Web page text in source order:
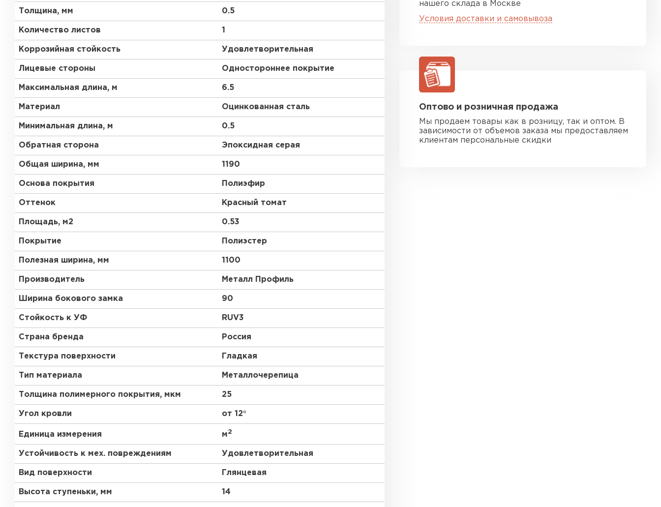
Толщина, мм 0.5
Количество листов 1
Коррозийная стойкость Удовлетворительная
Лицевые стороны Одностороннее покрытие
Максимальная длина, м 6.5
Материал Оцинкованная сталь
Минимальная длина, м 0.5
Обратная сторона Эпоксидная серая
Общая ширина, мм 1190
Основа покрытия Полиэфир
Оттенок Красный томат
Площадь, м2 0.53
Покрытие Полиэстер
Полезная ширина, мм 1100
Производитель Металл Профиль
Ширина бокового замка 90
Стойкость к УФ RUV3
Страна бренда Россия
Текстура поверхности Гладкая
Тип материала Металлочерепица
Толщина полимерного покрытия, мкм 25
Угол кровли от 12°
Единица измерения м2
Устойчивость к мех. повреждениям Удовлетворительная
Вид поверхности Глянцевая
Высота ступеньки, мм 14
нашего склада в Москве
Условия доставки и самовывоза
Оптово и розничная продажа
Мы продаем товары как в розницу, так и оптом. В
зависимости от объемов заказа мы предоставляем
клиентам персональные скидки